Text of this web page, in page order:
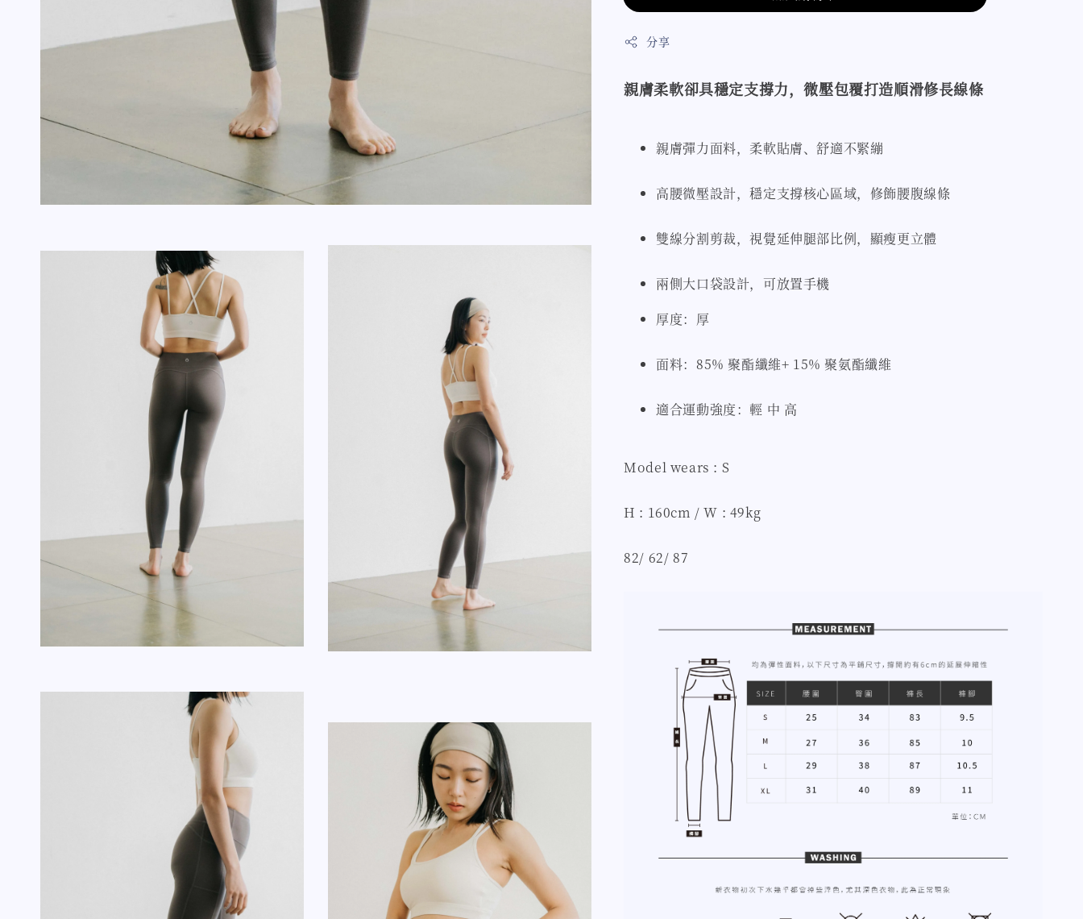
分享
親膚柔軟卻具穩定支撐力，微壓包覆打造順滑修長線條
親膚彈力面料，柔軟貼膚、舒適不緊繃
高腰微壓設計，穩定支撐核心區域，修飾腰腹線條
雙線分割剪裁，視覺延伸腿部比例，顯瘦更立體
兩側大口袋設計，可放置手機
厚度：厚
面料：85% 聚酯纖維+ 15% 聚氨酯纖維
適合運動強度：輕 中 高
Model wears : S
H : 160cm / W : 49kg
82/ 62/ 87